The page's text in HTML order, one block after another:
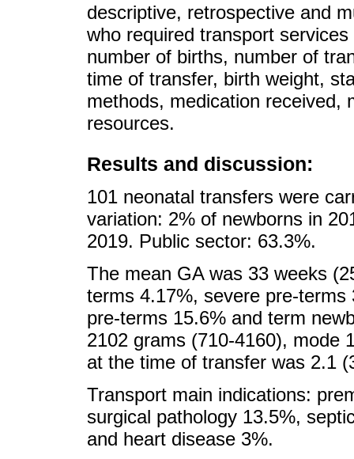
descriptive, retrospective and
who required transport
number of births, number of
time of transfer, birth weight,
methods, medication received,
resources.
Results and discussion:
101 neonatal transfers were
variation: 2% of newborns in
2019. Public sector: 63.3%.
The mean GA was 33 weeks
terms 4.17%, severe pre-
pre-terms 15.6% and term
2102 grams (710-4160), mode
at the time of transfer was 2.1
Transport main indications:
surgical pathology 13.5%,
and heart disease 3%.